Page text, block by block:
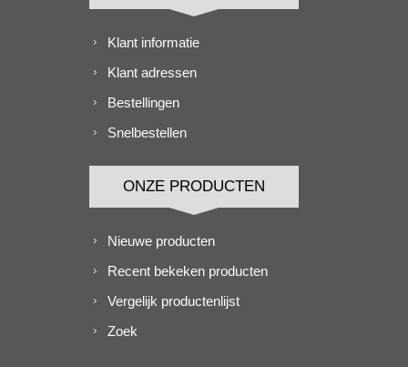
Klant informatie
Klant adressen
Bestellingen
Snelbestellen
ONZE PRODUCTEN
Nieuwe producten
Recent bekeken producten
Vergelijk productenlijst
Zoek